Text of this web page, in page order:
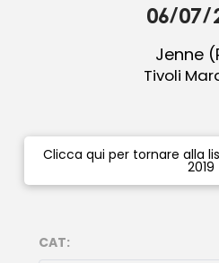
06/07/
Jenne
Tivoli
Clicca qui per tornare alla
2019
CAT: